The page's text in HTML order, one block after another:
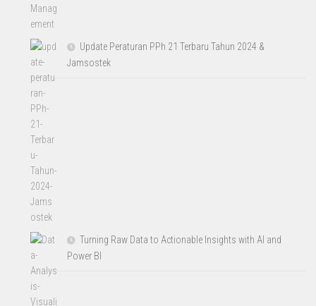
Update Peraturan PPh 21 Terbaru Tahun 2024 &
Jamsostek
Turning Raw Data to Actionable Insights with AI and
Power BI